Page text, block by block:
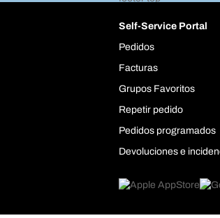
Self-Service Portal
Pedidos
Facturas
Grupos Favoritos
Repetir pedido
Pedidos programados
Devoluciones e